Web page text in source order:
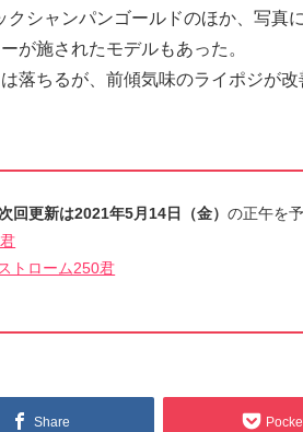
シャンパンゴールドのほか、写真
が施されたモデルもあった。
落ちるが、前傾気味のライポジが
回更新は2021年5月14日（金） の正午を
トローム250君
Share